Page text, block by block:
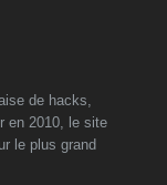
de hacks,
en 2010, le site
le plus grand